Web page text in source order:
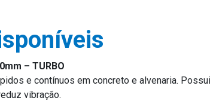
– TURBO
e contínuos em concreto e alvenaria.
vibração.